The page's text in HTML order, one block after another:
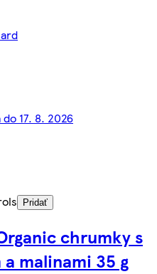
17. 8. 2026
Pridať
chrumky s
malinami 35 g